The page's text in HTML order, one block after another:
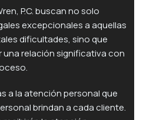
P.C. buscan no solo
excepcionales a aquellas
dificultades, sino que
relación significativa con
a la atención personal que
brindan a cada cliente.